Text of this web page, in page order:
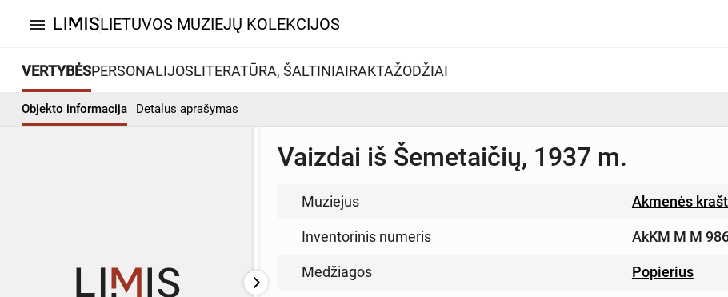
menu LIETUVOS MUZIEJŲ KOLEKCIJOS
VERTYBĖSPERSONALIJOSLITERATŪRA, ŠALTINIAIRAKTAŽODŽIAI
Objekto informacija Detalus aprašymas
Vaizdai iš Šemetaičių, 1937 m.
Muziejus Akmenės
Inventorinis numeris AkKM M M
Medžiagos Popierius